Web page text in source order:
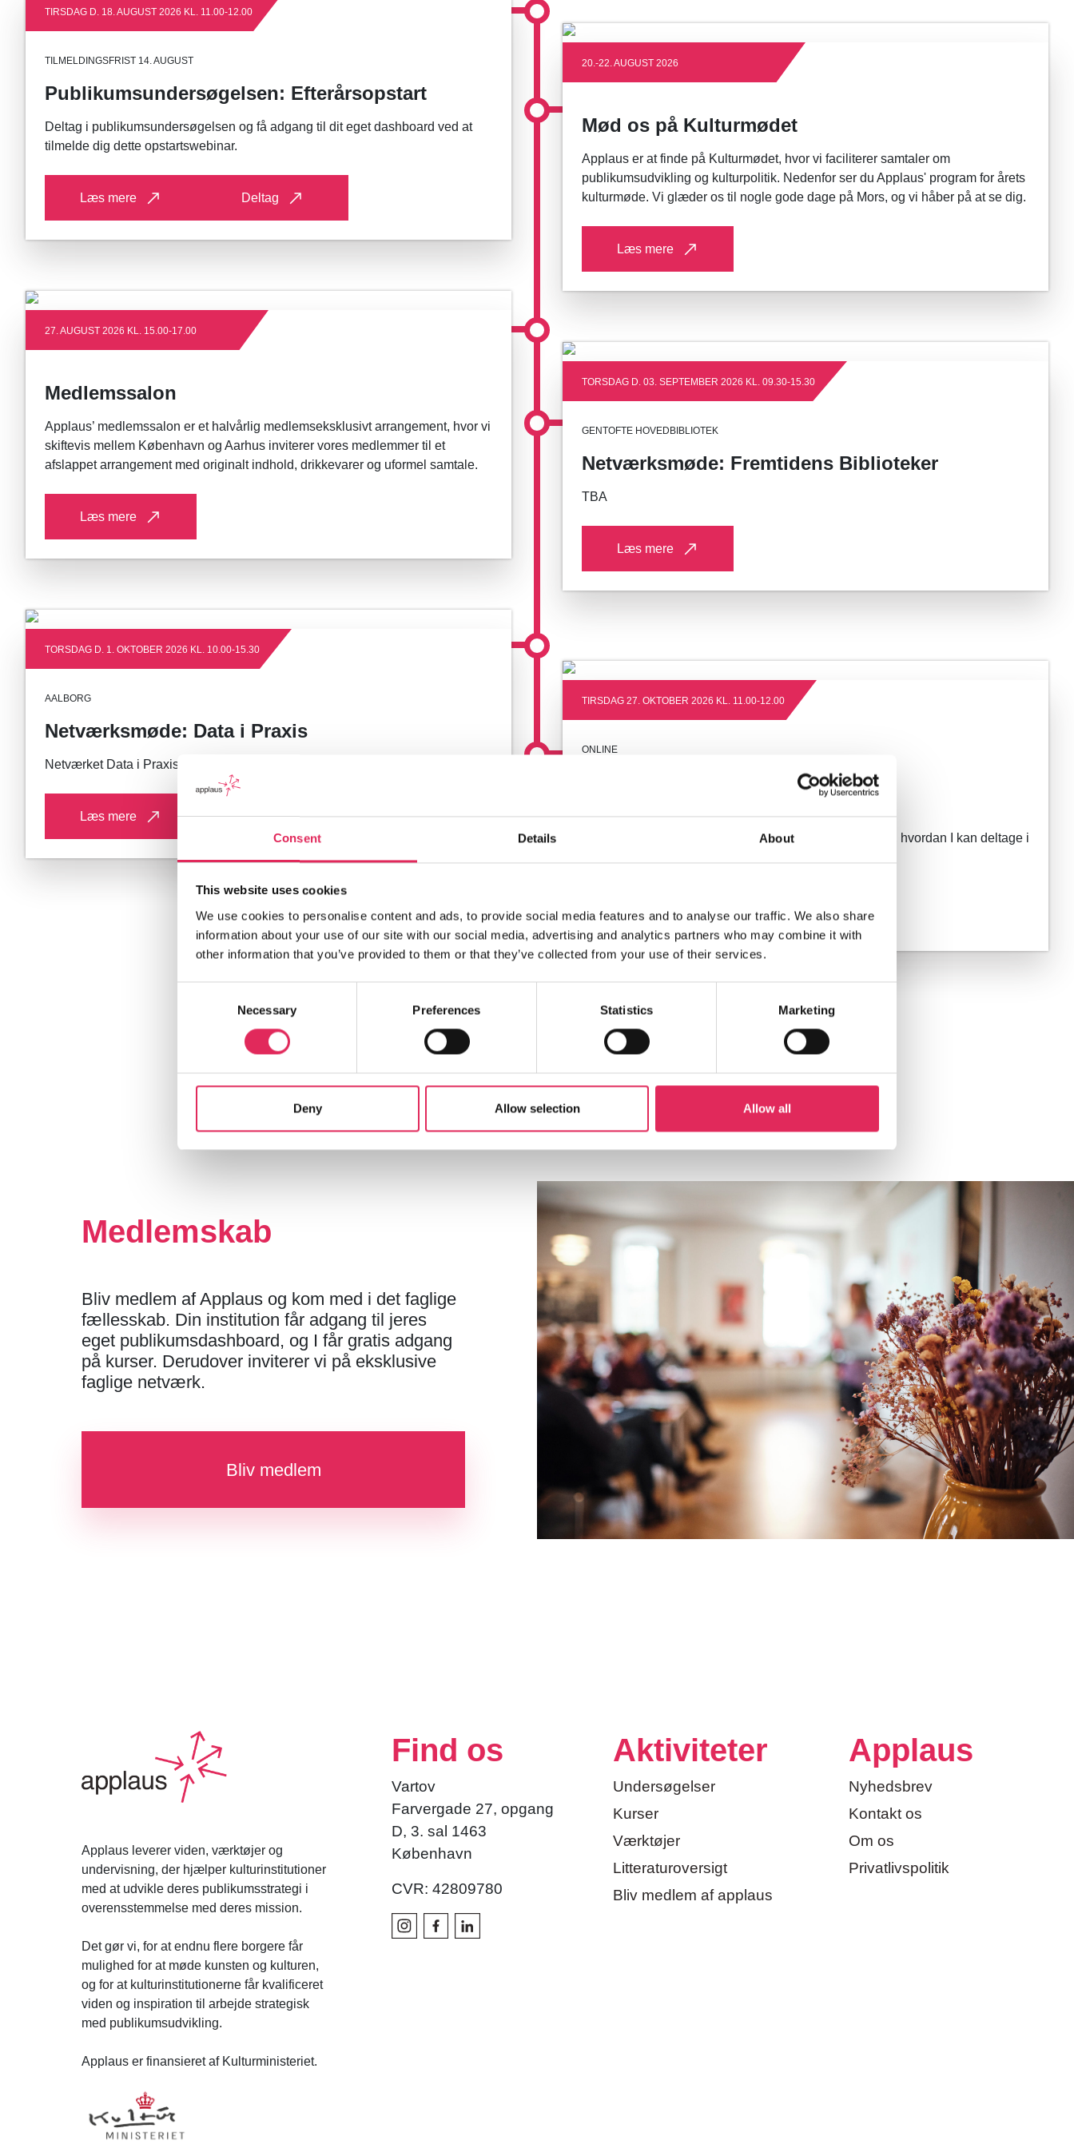
Consent Details About
This website uses cookies
We use cookies to personalise content and ads, to provide social media features and to analyse our traffic. We also share
information about your use of our site with our social media, advertising and analytics partners who may combine it with
other information that you’ve provided to them or that they’ve collected from your use of their services.
Necessary Preferences Statistics Marketing
Deny Allow selection Allow all
TIRSDAG D. 18. AUGUST 2026 KL. 11.00-12.00
TILMELDINGSFRIST 14. AUGUST
Publikumsundersøgelsen: Efterårsopstart
Deltag i publikumsundersøgelsen og få adgang til dit eget dashboard ved at
tilmelde dig dette opstartswebinar.
Læs mere Deltag
20.-22. AUGUST 2026
Mød os på Kulturmødet
Applaus er at finde på Kulturmødet, hvor vi faciliterer samtaler om
publikumsudvikling og kulturpolitik. Nedenfor ser du Applaus' program for årets
kulturmøde. Vi glæder os til nogle gode dage på Mors, og vi håber på at se dig.
Læs mere
27. AUGUST 2026 KL. 15.00-17.00
Medlemssalon
Applaus’ medlemssalon er et halvårlig medlemseksklusivt arrangement, hvor vi
skiftevis mellem København og Aarhus inviterer vores medlemmer til et
afslappet arrangement med originalt indhold, drikkevarer og uformel samtale.
Læs mere
TORSDAG D. 03. SEPTEMBER 2026 KL. 09.30-15.30
GENTOFTE HOVEDBIBLIOTEK
Netværksmøde: Fremtidens Biblioteker
TBA
Læs mere
TORSDAG D. 1. OKTOBER 2026 KL. 10.00-15.30
AALBORG
Netværksmøde: Data i Praxis
Netværket Data i Praxis holder sit tredje møde i Aalborg.
Læs mere
TIRSDAG 27. OKTOBER 2026 KL. 11.00-12.00
ONLINE
Infowebinar: Skal vi lave en
Kom med til vores infomøde, hvor Victor fortæller alt om, hvordan I kan deltage i
Læs mere Deltag
Medlemskab
Bliv medlem af Applaus og kom med i det faglige
fællesskab. Din institution får adgang til jeres
eget publikumsdashboard, og I får gratis adgang
på kurser. Derudover inviterer vi på eksklusive
faglige netværk.
Bliv medlem
Applaus leverer viden, værktøjer og
undervisning, der hjælper kulturinstitutioner
med at udvikle deres publikumsstrategi i
overensstemmelse med deres mission.
Det gør vi, for at endnu flere borgere får
mulighed for at møde kunsten og kulturen,
og for at kulturinstitutionerne får kvalificeret
viden og inspiration til arbejde strategisk
med publikumsudvikling.
Applaus er finansieret af Kulturministeriet.
Find os
Vartov
Farvergade 27, opgang
D, 3. sal 1463
København
CVR: 42809780
Aktiviteter
Undersøgelser
Kurser
Værktøjer
Litteraturoversigt
Bliv medlem af applaus
Applaus
Nyhedsbrev
Kontakt os
Om os
Privatlivspolitik